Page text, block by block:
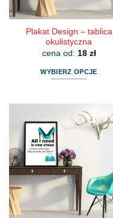
Plakat Design – tablica
okulistyczna
cena od: 18 zł
WYBIERZ OPCJE
wiele
wariantów.
Opcje
można
wybrać
na
stronie
produktu